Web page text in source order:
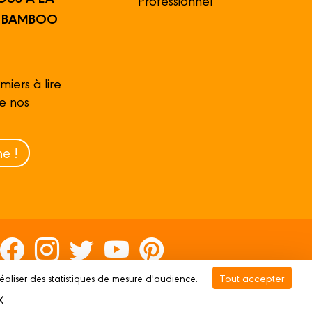
BAMBOO
à lire
nos
!
des statistiques de mesure d'audience.
Tout accepter